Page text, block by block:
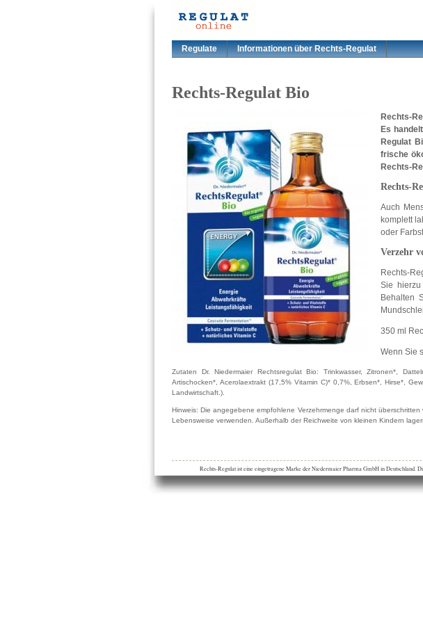
Regulate Informationen über Rechts-Regulat
Rechts-Regulat Bio
Rechts-
Es
Regulat
frische
Rechts-
Rechts-
Auch
komplett
oder
Verzehr
Rechts-
Sie
Behalten
350 ml
Wenn Sie
Zutaten Dr. Niedermaier Rechtsregulat Bio: Trinkwasser, Zitronen*,
Artischocken*, Acerolaextrakt (17,5% Vitamin C)* 0,7%, Erbsen*, Hirse*,
Landwirtschaft.).
Hinweis: Die angegebene empfohlene Verzehrmenge darf nicht
Lebensweise verwenden. Außerhalb der Reichweite von kleinen Kindern
Rechts-Regulat ist eine eingetragene Marke der Niedermaier Pharma GmbH in